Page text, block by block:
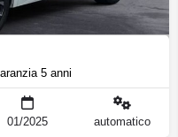
5 anni
01/2025 automatico